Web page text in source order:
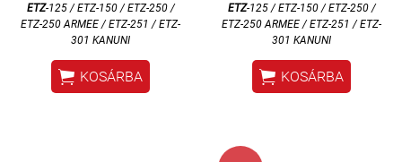
ETZ-125 / ETZ-150 / ETZ-250 /
ETZ-250 ARMEE / ETZ-251 / ETZ-
301 KANUNI
 KOSÁRBA
ETZ-125 / ETZ-150 / ETZ-250 /
ETZ-250 ARMEE / ETZ-251 / ETZ-
301 KANUNI
 KOSÁRBA